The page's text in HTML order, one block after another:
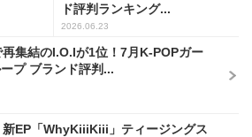
ド評判ランキング...
2026.06.23
再集結のI.O.Iが1位！7月K-POPガー
プ ブランド評判...
EP「WhyKiiiKiii」ティージングス